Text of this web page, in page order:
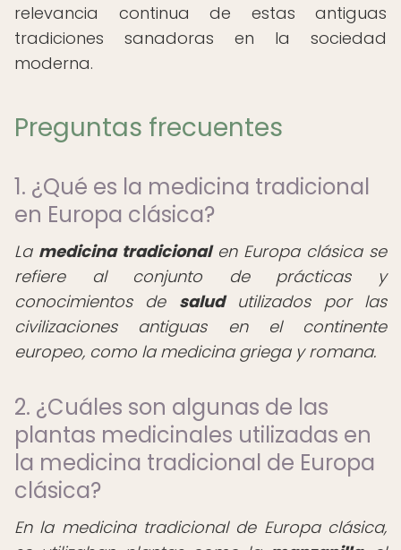
relevancia continua de estas antiguas
tradiciones sanadoras en la sociedad
moderna.
Preguntas frecuentes
1. ¿Qué es la medicina tradicional
en Europa clásica?
La medicina tradicionalen Europa clásica se
refiere al conjunto de prácticas y
conocimientos de saludutilizados por las
civilizaciones antiguas en el continente
europeo, como la medicina griega y romana.
2. ¿Cuáles son algunas de las
plantas medicinales utilizadas en
la medicina tradicional de Europa
clásica?
En la medicina tradicional de Europa clásica,